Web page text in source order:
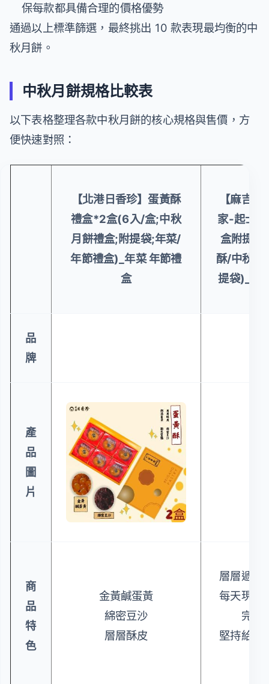
保每款都具備合理的價格優勢
通過以上標準篩選，最終挑出 10 款表現最均衡的中
秋月餅。
中秋月餅規格比較表
以下表格整理各款中秋月餅的核心規格與售價，方
便快速對照：
【北港日香珍】蛋黃酥
禮盒*2盒(6入/盒;中秋
月餅禮盒;附提袋;年菜/
年節禮盒)_年菜 年節禮
盒
【麻吉
家-起士
盒附提袋
酥/中秋/
提袋)_年
品
牌
產
品
圖
片
商
品
特
色
金黃鹹蛋黃
綿密豆沙
層層酥皮
層層遞進
每天現做
完明
堅持給客